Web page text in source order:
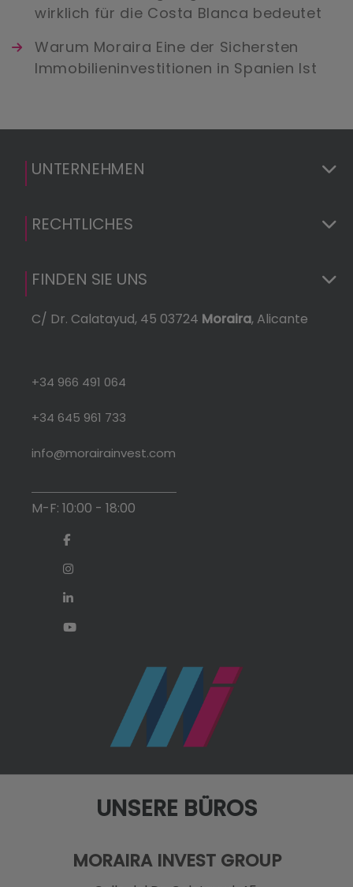
wirklich für die Costa Blanca bedeutet
Warum Moraira Eine der Sichersten
Immobilieninvestitionen in Spanien Ist
UNTERNEHMEN
RECHTLICHES
FINDEN SIE UNS
C/ Dr. Calatayud, 45 03724 Moraira, Alicante
+34 966 491 064
+34 645 961 733
info@morairainvest.com
M-F: 10:00 - 18:00
UNSERE BÜROS
MORAIRA INVEST GROUP